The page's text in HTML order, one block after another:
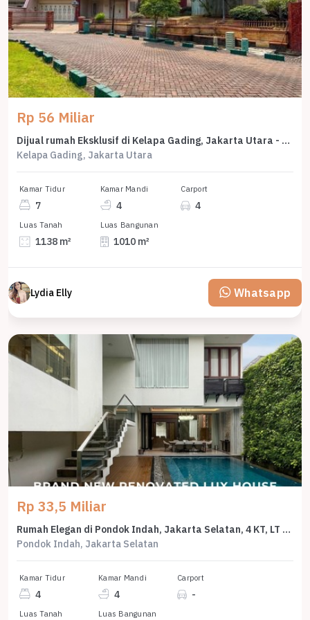
Rp 56 Miliar
Dijual rumah Eksklusif di Kelapa Gading, Jakarta Utara - LT 1138m²
Kelapa Gading, Jakarta Utara
Kamar Tidur
7
Kamar Mandi
4
Carport
4
Luas Tanah
1138 m²
Luas Bangunan
1010 m²
Lydia Elly Whatsapp
Rp 33,5 Miliar
Rumah Elegan di Pondok Indah, Jakarta Selatan, 4 KT, LT 450m²
Pondok Indah, Jakarta Selatan
Kamar Tidur
4
Kamar Mandi
4
Carport
-
Luas Tanah Luas Bangunan